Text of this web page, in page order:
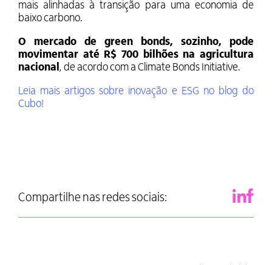
mais alinhadas à transição para uma economia de
baixo carbono.
O mercado de green bonds, sozinho, pode
movimentar até R$ 700 bilhões na agricultura
nacional, de acordo com a Climate Bonds Initiative.
Leia mais artigos sobre inovação e ESG no blog do
Cubo!
Compartilhe nas redes sociais: